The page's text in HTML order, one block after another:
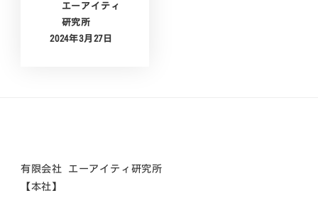
エーアイティ
研究所
2024年3月27日
有限会社 エーアイティ研究所
【本社】